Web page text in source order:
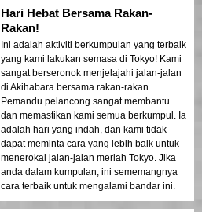
Hari Hebat Bersama Rakan-
Rakan!
Ini adalah aktiviti berkumpulan yang terbaik
yang kami lakukan semasa di Tokyo! Kami
sangat berseronok menjelajahi jalan-jalan
di Akihabara bersama rakan-rakan.
Pemandu pelancong sangat membantu
dan memastikan kami semua berkumpul. Ia
adalah hari yang indah, dan kami tidak
dapat meminta cara yang lebih baik untuk
menerokai jalan-jalan meriah Tokyo. Jika
anda dalam kumpulan, ini sememangnya
cara terbaik untuk mengalami bandar ini.